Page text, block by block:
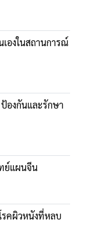
องในสถานการณ์
ป้องกันและรักษา
ย์แผนจีน
รคผิวหนังที่หลบ